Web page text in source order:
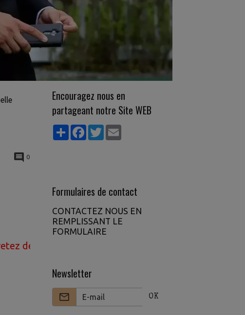
0
votre argent avec le gratuit rejoignez notre
Encouragez nous en
partageant notre Site WEB
PartagerFacebook
Twitter
Formulaires de contact
CONTACTEZ NOUS EN
REMPLISSANT LE
FORMULAIRE
Newsletter
OK